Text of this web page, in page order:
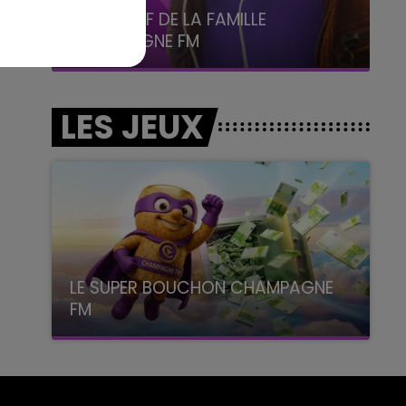
La Famille
LES JEUX
LE SUPER BOUCHON CHAMPAGNE
FM
avec La Famille Champagne FM, à 8H10